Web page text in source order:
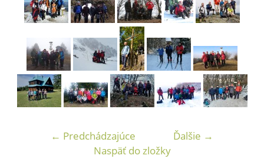
← Predchádzajúce
Ďalšie →
Naspäť do zložky